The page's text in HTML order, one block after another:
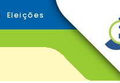
Eleições